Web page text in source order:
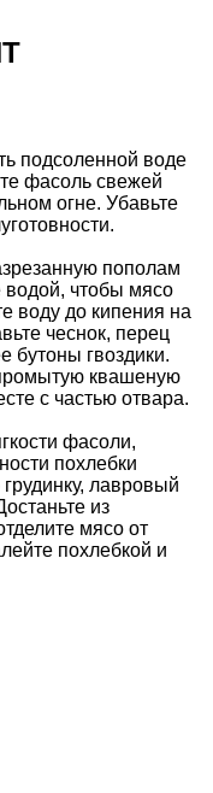
подсоленной воде
фасоль свежей
огне. Убавьте
пополам
водой, чтобы мясо
воду до кипения на
чеснок, перец
бутоны гвоздики.
квашеную
с частью отвара.
фасоли,
похлебки
лавровый
из
мясо от
похлебкой и